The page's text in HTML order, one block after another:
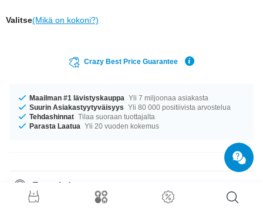
Valitse(Mikä on kokoni?)
Crazy Best Price Guarantee
Maailman #1 lävistyskauppa Yli 7 miljoonaa asiakasta
Suurin Asiakastyytyväisyys Yli 80 000 positiivista arvostelua
Tehdashinnat Tilaa suoraan tuottajalta
Parasta Laatua Yli 20 vuoden kokemus
Tuotetiedot
Meillä on saatavilla kokoa 1.2 mm. Valittavanasi ovat pituudet 8 mm tai 10